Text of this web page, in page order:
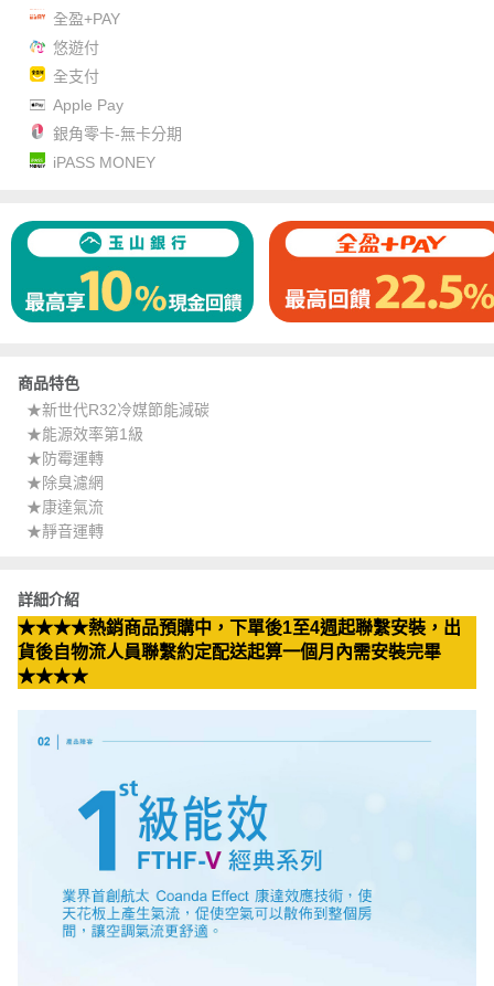
全盈+PAY
悠遊付
全支付
Apple Pay
銀角零卡-無卡分期
iPASS MONEY
商品特色
★新世代R32冷媒節能減碳
★能源效率第1級
★防霉運轉
★除臭濾網
★康達氣流
★靜音運轉
詳細介紹
★★★★熱銷商品預購中，下單後1至4週起聯繫安裝，出
貨後自物流人員聯繫約定配送起算一個月內需安裝完畢
★★★★